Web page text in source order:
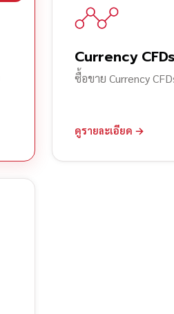
Currency CFDs
ซื้อขาย Currency
ดูรายละเอียด →